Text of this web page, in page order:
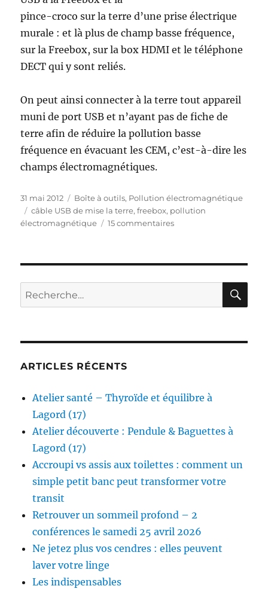
pince-croco sur la terre d’une prise électrique
murale : et là plus de champ basse fréquence,
sur la Freebox, sur la box HDMI et le téléphone
DECT qui y sont reliés.
On peut ainsi connecter à la terre tout appareil
muni de port USB et n’ayant pas de fiche de
terre afin de réduire la pollution basse
fréquence en évacuant les CEM, c’est-à-dire les
champs électromagnétiques.
Publié
le
31 mai 2012 Catégories
Boîte à outils, Pollution électromagnétique
Étiquettes
câble USB de mise la terre,freebox, pollution
électromagnétique
15 commentairessur
le
de
Recherche
pour :
ARTICLES RÉCENTS
Atelier santé – Thyroïde et équilibre à
Lagord (17)
Atelier découverte : Pendule & Baguettes à
Lagord (17)
Accroupi vs assis aux toilettes : comment un
simple petit banc peut transformer votre
transit
Retrouver un sommeil profond – 2
conférences le samedi 25 avril 2026
Ne jetez plus vos cendres : elles peuvent
laver votre linge
Les indispensables